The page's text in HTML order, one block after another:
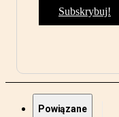
Subskrybuj!
Powiązane